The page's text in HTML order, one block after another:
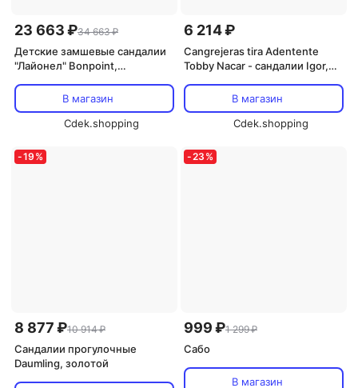
23 663 ₽34 663 ₽
Детские замшевые сандалии
"Лайонел" Bonpoint,
В магазин
Cdek.shopping
6 214 ₽
Cangrejeras tira Adentente
Tobby Nacar - сандалии Igor,
В магазин
Cdek.shopping
-19 %
8 877 ₽10 914 ₽
Сандалии прогулочные
Daumling, золотой
-23 %
999 ₽1 299 ₽
Сабо
В магазин